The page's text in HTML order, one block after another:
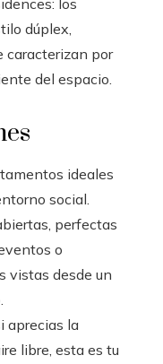
dúplex,
caracterizan por
del espacio.
ideales
social.
perfectas
o
vistas desde un
aprecias la
libre, esta es tu